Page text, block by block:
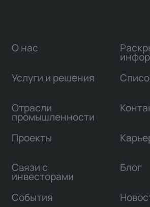
О нас
Услуги и решения
Отрасли
промышленности
Проекты
Связи с
инвесторами
Блог
События